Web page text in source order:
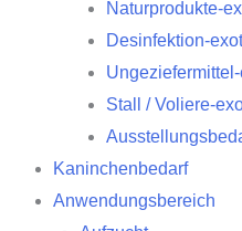
Naturprodukte-
Desinfektion-
Stall / Voliere-
Kaninchenbedarf
Anwendungsbereich